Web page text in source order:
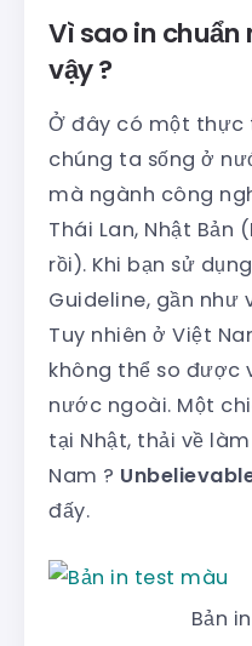
Vì sao in chuẩn
vậy ?
Ở đây có một thực
chúng ta sống ở
mà ngành công
Thái Lan, Nhật Bản
rồi). Khi bạn sử
Guideline, gần như
Tuy nhiên ở Việt
không thể so
nước ngoài. Một
tại Nhật, thải về
Nam ?
đấy.
Bản